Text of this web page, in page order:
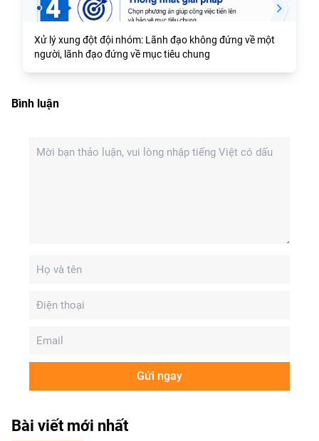
Xử lý xung đột đội nhóm: Lãnh đạo không đứng về một
người, lãnh đạo đứng về mục tiêu chung
Bình luận
Gửi ngay
Bài viết mới nhất